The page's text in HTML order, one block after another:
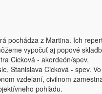
pochádza z Martina. Ich
vypočuť aj popové
Cicková - akordeón/spev,
Stanislava Cicková - spev. Vo
vzdelaní, civilnom
pohľadu.